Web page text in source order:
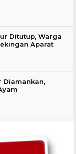
Ditutup, Warga
Aparat
Diamankan,